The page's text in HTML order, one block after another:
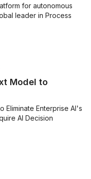
for autonomous
leader in Process
Model to
Eliminate Enterprise AI's
AI Decision